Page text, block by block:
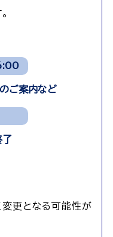
のご案内など
了
更となる可能性が